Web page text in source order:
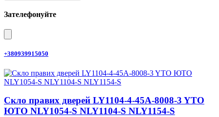
Зателефонуйте
+380939915050
Скло правих дверей LY1104-4-45A-8008-3 YTO
ЮТО NLY1054-S NLY1104-S NLY1154-S